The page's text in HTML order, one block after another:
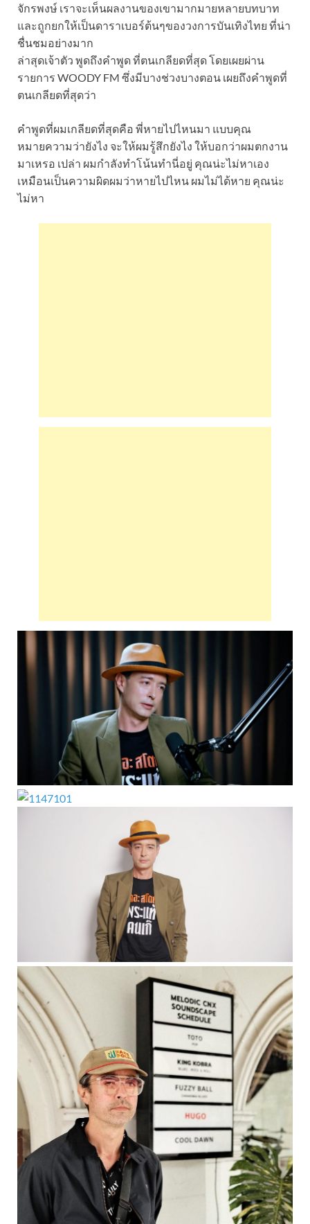
จักรพงษ์ เราจะเห็นผลงานของเขามากมายหลายบทบาท
และถูกยกให้เป็นดาราเบอร์ต้นๆของวงการบันเทิงไทย ที่น่า
ชื่นชมอย่างมาก
ล่าสุดเจ้าตัว พูดถึงคำพูด ที่ตนเกลียดที่สุด โดยเผยผ่าน
รายการ WOODY FM ซึ่งมีบางช่วงบางตอน เผยถึงคำพูดที่
ตนเกลียดที่สุดว่า
คำพูดที่ผมเกลียดที่สุดคือ พี่หายไปไหนมา แบบคุณ
หมายความว่ายังไง จะให้ผมรู้สึกยังไง ให้บอกว่าผมตกงาน
มาเหรอ เปล่า ผมกำลังทำโน้นทำนี่อยู่ คุณน่ะไม่หาเอง
เหมือนเป็นความผิดผมว่าหายไปไหน ผมไม่ได้หาย คุณน่ะ
ไม่หา